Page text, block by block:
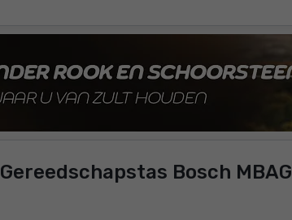
Gereedschapstas Bosch MBAG